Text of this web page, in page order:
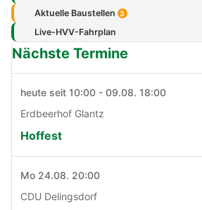
Aktuelle Baustellen 3
Live-HVV-Fahrplan
Nächste Termine
heute seit 10:00 - 09.08. 18:00
Erdbeerhof Glantz
Hoffest
Mo 24.08. 20:00
CDU Delingsdorf